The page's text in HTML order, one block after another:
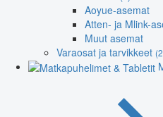
Aoyue-asemat
Atten- ja Mlink-
Muut asemat
Varaosat ja tarvikkeet